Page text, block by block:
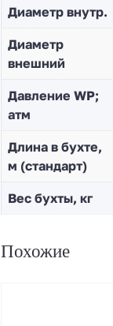
Диаметр внутр.
Диaметр
внешний
Давление WP;
атм
Длина в бухте,
м (стандарт)
Вес бухты, кг
Похожие